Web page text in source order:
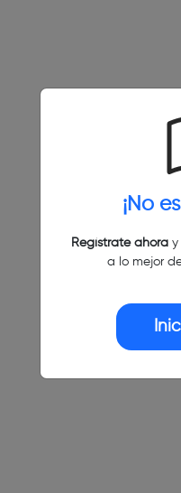
¡No
Regístrate ahoray
a lo mejor